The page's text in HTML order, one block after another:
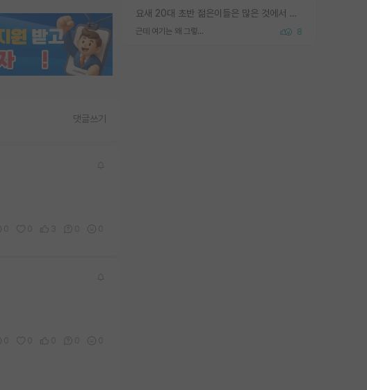
요새 20대 초반 젊은이들은 많은 것에서 가성비를 따지더라고요. 내가 이 정도 인풋을 넣었을 때 그만큼 아웃풋이 나올 것인가? 사실 아웃풋이 인풋 대비 리니어하게 나오지 않는 영역을 시도하기 싫어한다는 느낌입니다.
근데 여기는 왜 그렇게 SPK를 물어보는거임? 8
댓글쓰기